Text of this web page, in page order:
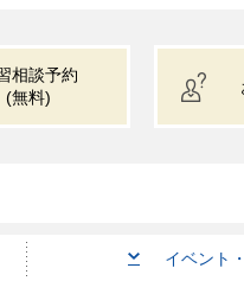
相談予約
(無料)
イベント